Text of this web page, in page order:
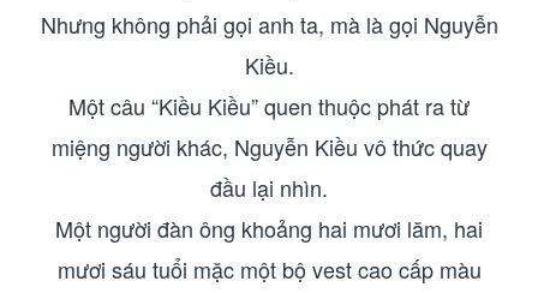
Nhưng không phải gọi anh ta, mà là gọi Nguyễn
Kiều.
Một câu “Kiều Kiều” quen thuộc phát ra từ
miệng người khác, Nguyễn Kiều vô thức quay
đầu lại nhìn.
Một người đàn ông khoảng hai mươi lăm, hai
mươi sáu tuổi mặc một bộ vest cao cấp màu